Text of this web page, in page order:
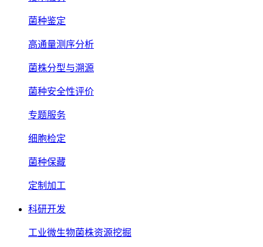
菌种鉴定
高通量测序分析
菌株分型与溯源
菌种安全性评价
专题服务
细胞检定
菌种保藏
定制加工
科研开发
工业微生物菌株资源挖掘